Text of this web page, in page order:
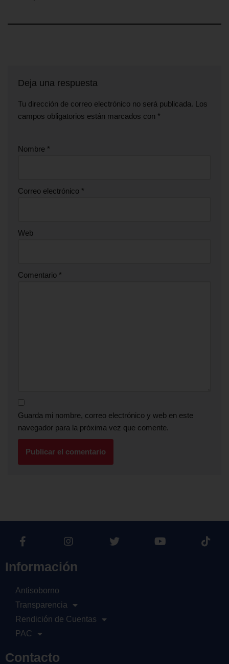
Deja una respuesta
Tu dirección de correo electrónico no será publicada. Los
campos obligatorios están marcados con *
Nombre *
Correo electrónico *
Web
Comentario *
Guarda mi nombre, correo electrónico y web en este
navegador para la próxima vez que comente.
Información
Antisoborno
Transparencia
Rendición de Cuentas
PAC
Contacto